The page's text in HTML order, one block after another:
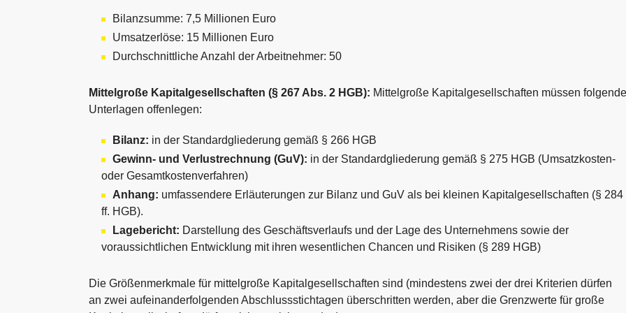
Bilanzsumme: 7,5 Millionen Euro
Umsatzerlöse: 15 Millionen Euro
Durchschnittliche Anzahl der Arbeitnehmer: 50
Mittelgroße Kapitalgesellschaften (§ 267 Abs. 2 HGB): Mittelgroße Kapitalgesellschaften müssen folgende
Unterlagen offenlegen:
Bilanz: in der Standardgliederung gemäß § 266 HGB
Gewinn- und Verlustrechnung (GuV): in der Standardgliederung gemäß § 275 HGB (Umsatzkosten-
oder Gesamtkostenverfahren)
Anhang: umfassendere Erläuterungen zur Bilanz und GuV als bei kleinen Kapitalgesellschaften (§ 284
ff. HGB).
Lagebericht: Darstellung des Geschäftsverlaufs und der Lage des Unternehmens sowie der
voraussichtlichen Entwicklung mit ihren wesentlichen Chancen und Risiken (§ 289 HGB)
Die Größenmerkmale für mittelgroße Kapitalgesellschaften sind (mindestens zwei der drei Kriterien dürfen
an zwei aufeinanderfolgenden Abschlussstichtagen überschritten werden, aber die Grenzwerte für große